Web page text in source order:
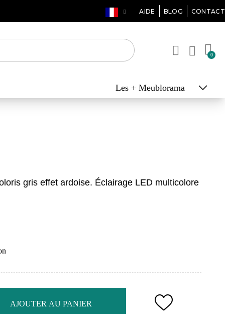
AIDE BLOG CONTACT
Les + Meublorama
gris effet ardoise. Éclairage LED multicolore
AJOUTER AU PANIER